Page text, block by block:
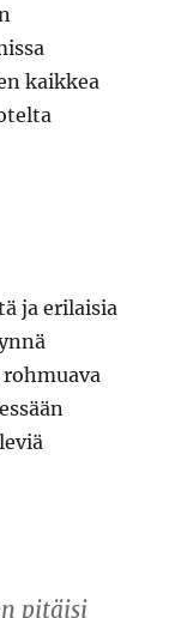
kaikkea
ja erilaisia
pitäisi